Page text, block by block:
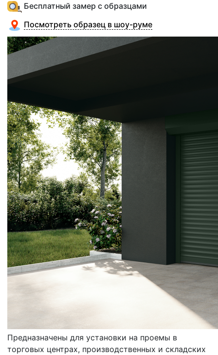
Бесплатный замер с образцами
Посмотреть образец в шоу-руме
РОЛЛЕТНЫЕ
Предназначены для установки на проемы в
торговых центрах, производственных и складских